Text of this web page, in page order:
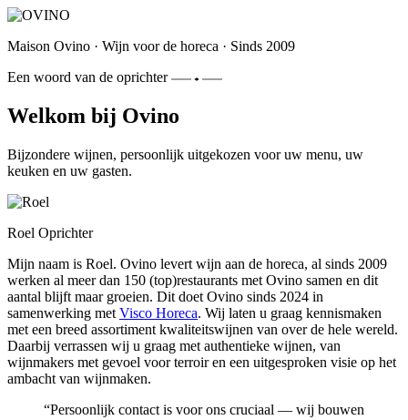
Maison Ovino · Wijn voor de horeca · Sinds 2009
Een woord van de oprichter
Welkom bij Ovino
Bijzondere wijnen, persoonlijk uitgekozen voor uw menu, uw
keuken en uw gasten.
Roel Oprichter
Mijn naam is Roel. Ovino levert wijn aan de horeca, al sinds 2009
werken al meer dan 150 (top)restaurants met Ovino samen en dit
aantal blijft maar groeien. Dit doet Ovino sinds 2024 in
samenwerking met Visco Horeca. Wij laten u graag kennismaken
met een breed assortiment kwaliteitswijnen van over de hele wereld.
Daarbij verrassen wij u graag met authentieke wijnen, van
wijnmakers met gevoel voor terroir en een uitgesproken visie op het
ambacht van wijnmaken.
“Persoonlijk contact is voor ons cruciaal — wij bouwen